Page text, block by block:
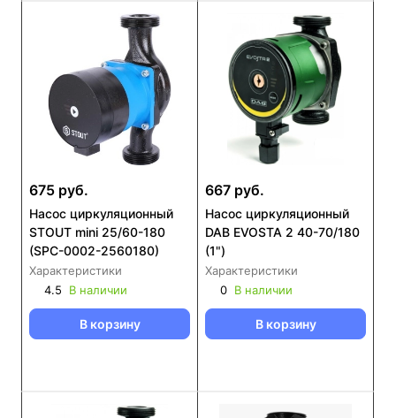
675 руб.
Насос циркуляционный
STOUT mini 25/60-180
(SPC-0002-2560180)
Характеристики
4.5
В наличии
В корзину
667 руб.
Насос циркуляционный
DAB EVOSTA 2 40-70/180
(1")
Характеристики
0 В наличии
В корзину